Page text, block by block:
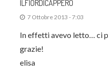
ILFIORDICAPPERO
7 Ottobre 2013 - 7:03
In effetti avevo letto… ci
grazie!
elisa